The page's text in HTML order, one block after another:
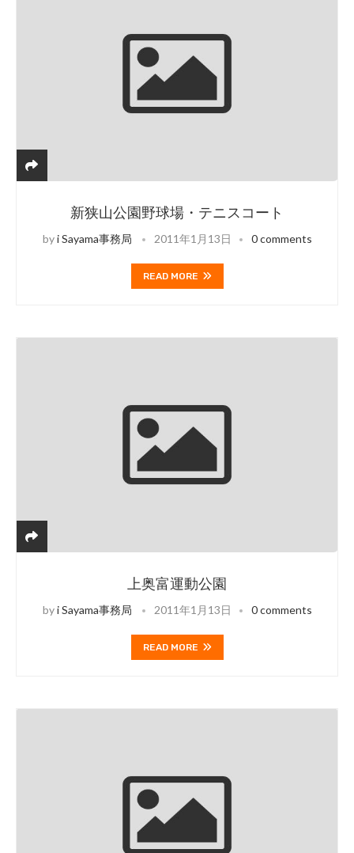
新狭山公園野球場・テニスコート
byi Sayama事務局 2011年1月13日 0 comments
READ MORE
上奥富運動公園
byi Sayama事務局 2011年1月13日 0 comments
READ MORE